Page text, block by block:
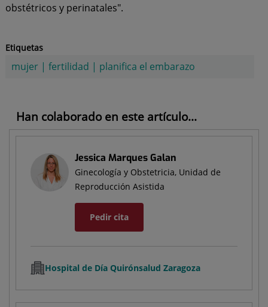
obstétricos y perinatales".
Etiquetas
mujer| fertilidad | planifica el embarazo
Han colaborado en este artículo...
Jessica Marques Galan
Ginecología y Obstetricia, Unidad de
Reproducción Asistida
Pedir cita
Hospital de Día Quirónsalud Zaragoza